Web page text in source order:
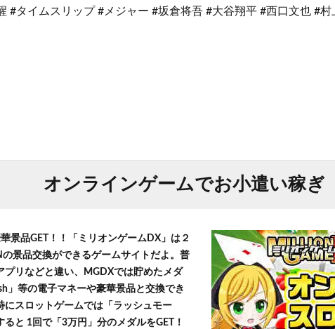
#タイムスリップ #メジャー #坂倉将吾 #大谷翔平 #西口文也 #
オンラインゲームでお小遣い稼ぎ
景品GET！！「ミリオンゲームDX」は２
の景品交換ができるゲームサイトだよ。普
プリなどと違い、MGDXでは貯めたメダ
」等の電子マネーや豪華景品と交換でき
にスロットゲームでは「ラッシュモー
ると 1回で「3万円」分のメダルをGET！